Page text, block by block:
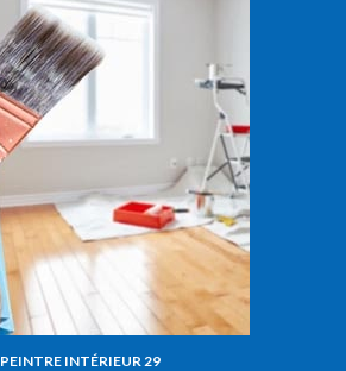
PEINTRE INTÉRIEUR 29